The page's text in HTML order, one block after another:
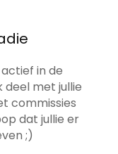
in de
met jullie
commissies
dat jullie er
;)